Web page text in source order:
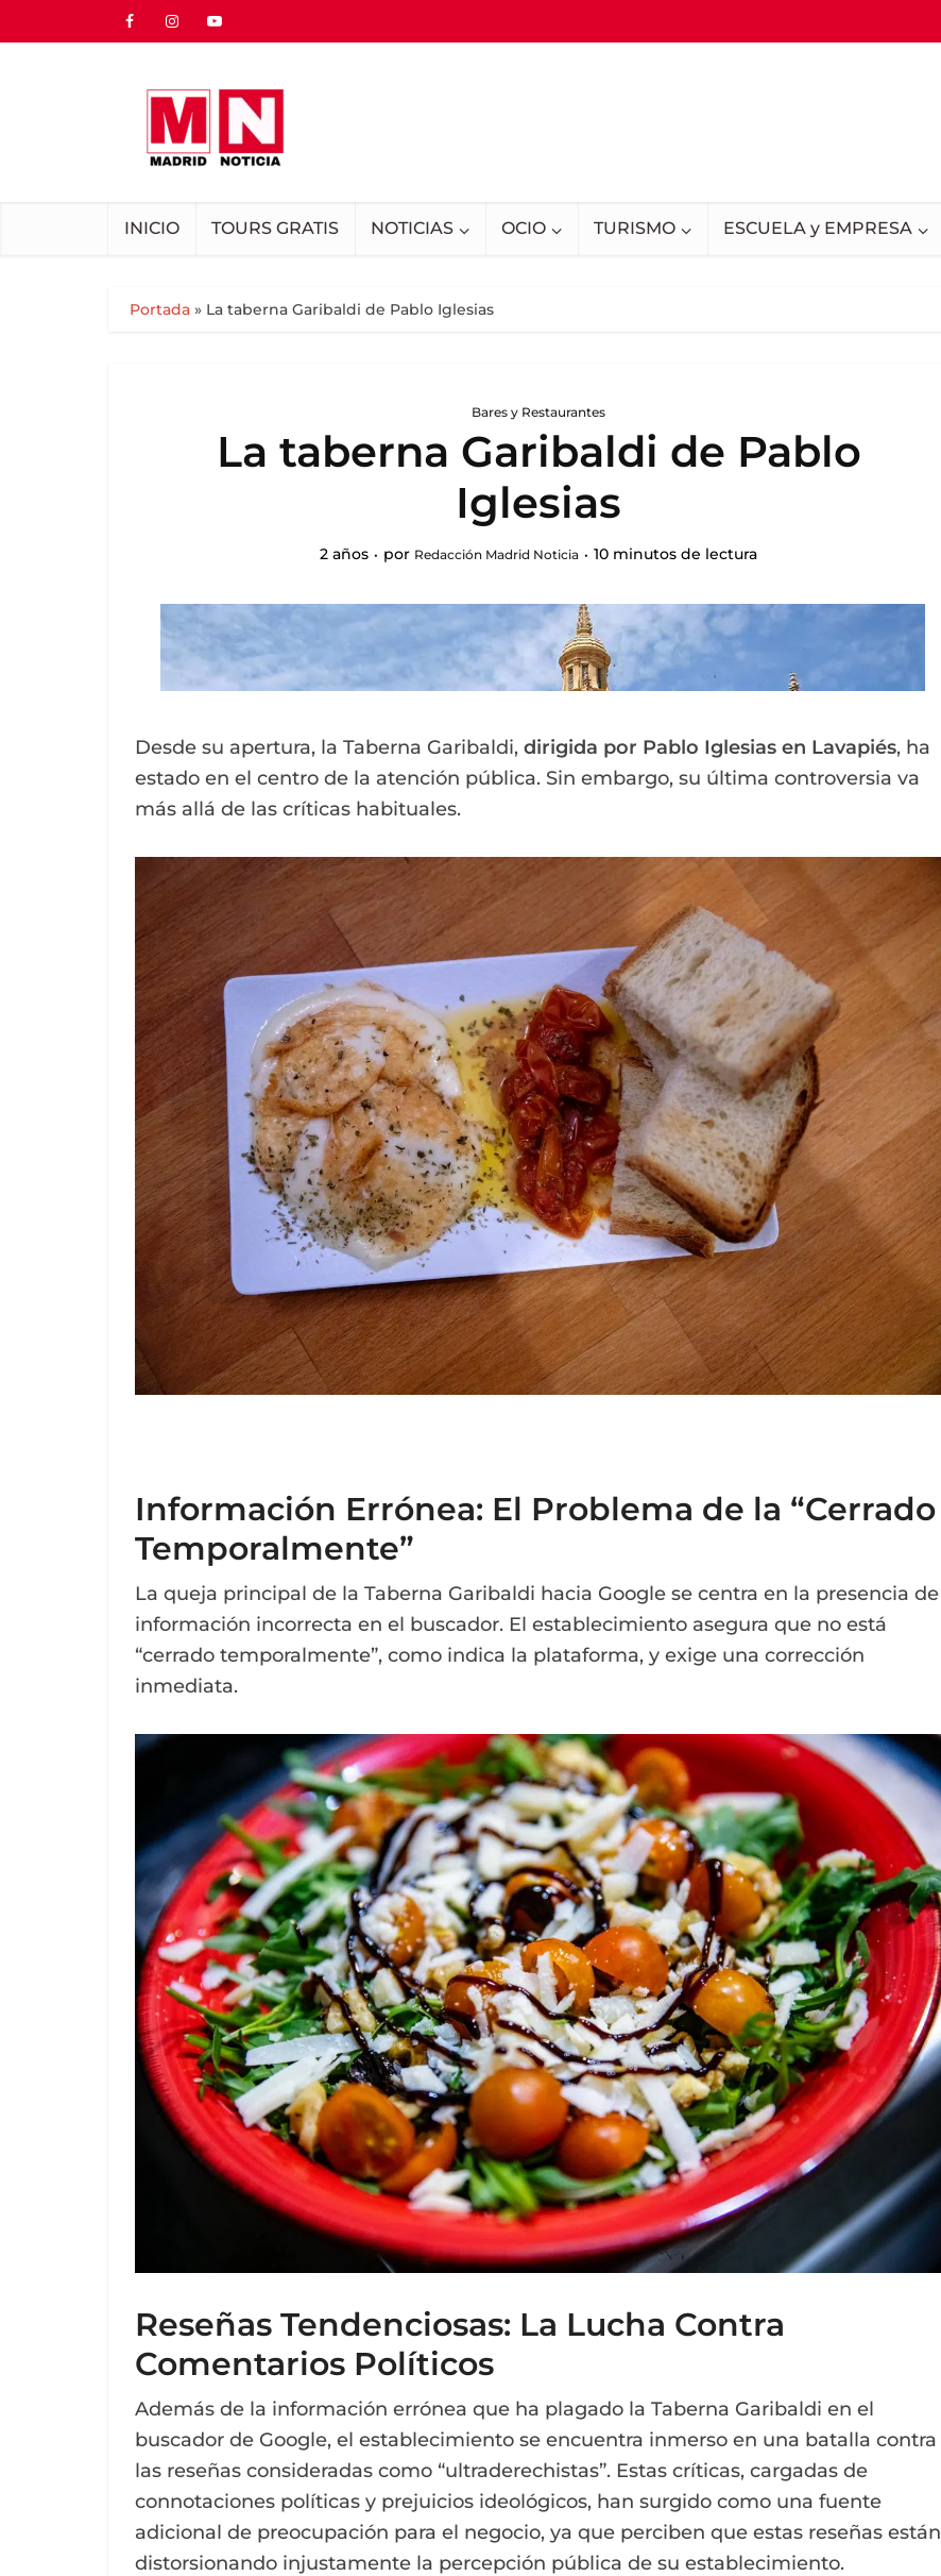
INICIO TOURS GRATIS NOTICIAS OCIO TURISMO ESCUELA y EMPRESA
Portada » La taberna Garibaldi de Pablo Iglesias
Bares y Restaurantes
La taberna Garibaldi de Pablo
Iglesias
2 años por Redacción Madrid Noticia 10 minutos de lectura
Desde su apertura, la Taberna Garibaldi, dirigida por Pablo Iglesias en Lavapiés, ha
estado en el centro de la atención pública. Sin embargo, su última controversia va
más allá de las críticas habituales.
Información Errónea: El Problema de la “Cerrado
Temporalmente”
La queja principal de la Taberna Garibaldi hacia Google se centra en la presencia de
información incorrecta en el buscador. El establecimiento asegura que no está
“cerrado temporalmente”, como indica la plataforma, y exige una corrección
inmediata.
Reseñas Tendenciosas: La Lucha Contra
Comentarios Políticos
Además de la información errónea que ha plagado la Taberna Garibaldi en el
buscador de Google, el establecimiento se encuentra inmerso en una batalla contra
las reseñas consideradas como “ultraderechistas”. Estas críticas, cargadas de
connotaciones políticas y prejuicios ideológicos, han surgido como una fuente
adicional de preocupación para el negocio, ya que perciben que estas reseñas están
distorsionando injustamente la percepción pública de su establecimiento.